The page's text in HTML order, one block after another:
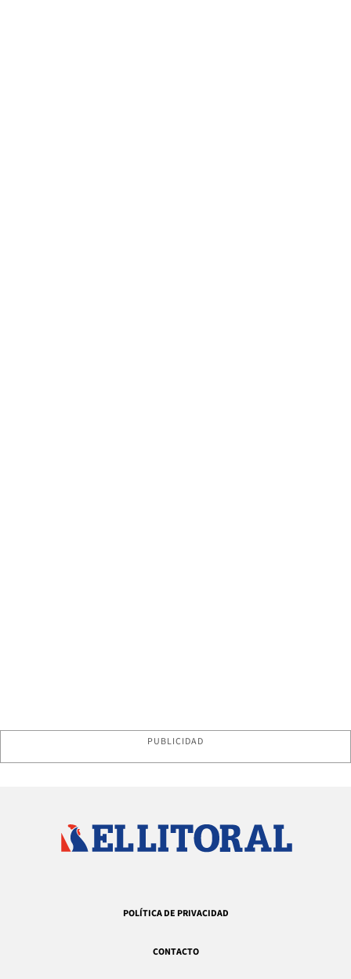
PUBLICIDAD
POLÍTICA DE PRIVACIDAD
CONTACTO